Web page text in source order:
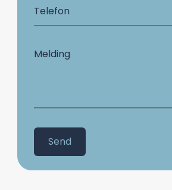
Telefon
Melding
Send